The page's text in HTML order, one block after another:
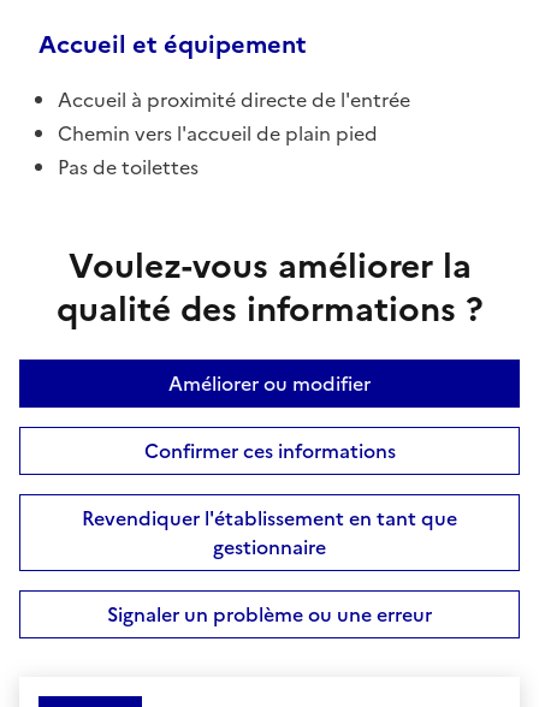
Accueil et équipement
Accueil à proximité directe de l'entrée
Chemin vers l'accueil de plain pied
Pas de toilettes
Voulez-vous améliorer la
qualité des informations ?
Améliorer ou modifier
Confirmer ces informations
Revendiquer l'établissement en tant que
gestionnaire
Signaler un problème ou une erreur